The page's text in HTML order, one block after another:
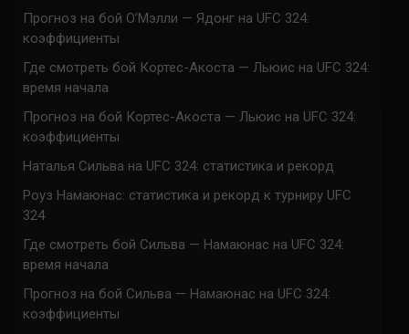
Прогноз на бой О’Мэлли — Ядонг на UFC 324:
коэффициенты
Где смотреть бой Кортес-Акоста — Льюис на UFC 324:
время начала
Прогноз на бой Кортес-Акоста — Льюис на UFC 324:
коэффициенты
Наталья Сильва на UFC 324: статистика и рекорд
Роуз Намаюнас: статистика и рекорд к турниру UFC
324
Где смотреть бой Сильва — Намаюнас на UFC 324:
время начала
Прогноз на бой Сильва — Намаюнас на UFC 324:
коэффициенты